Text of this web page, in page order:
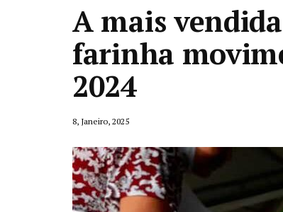
A mais
farinha
2024
8, Janeiro, 2025